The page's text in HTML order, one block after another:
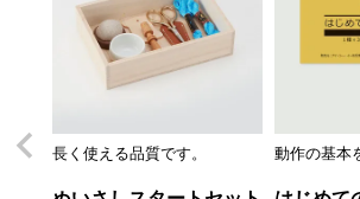
長く使える品質です。 動作の基本